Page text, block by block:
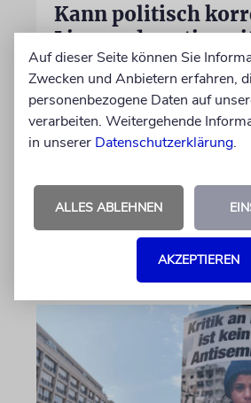
Kann politisch
Limonade
sein?
Beim FC St. Pauli ist der
Jackson Irvine weg, doch bei
korrekten Brausefirma
Aufsichtsrat
von Daniel Killy
Auf dieser Seite können Sie
Zwecken und Anbietern erfahren,
personenbezogene Daten auf
verarbeiten. Weitergehende
in unserer Datenschutzerklärung.
ALLES ABLEHNEN
AKZEPTIEREN